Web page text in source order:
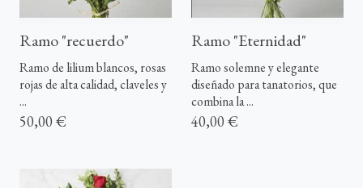
Ramo "recuerdo"
Ramo de lilium blancos, rosas
rojas de alta calidad, claveles y
...
50,00 €
Ramo "Eternidad"
Ramo solemne y elegante
diseñado para tanatorios, que
combina la ...
40,00 €